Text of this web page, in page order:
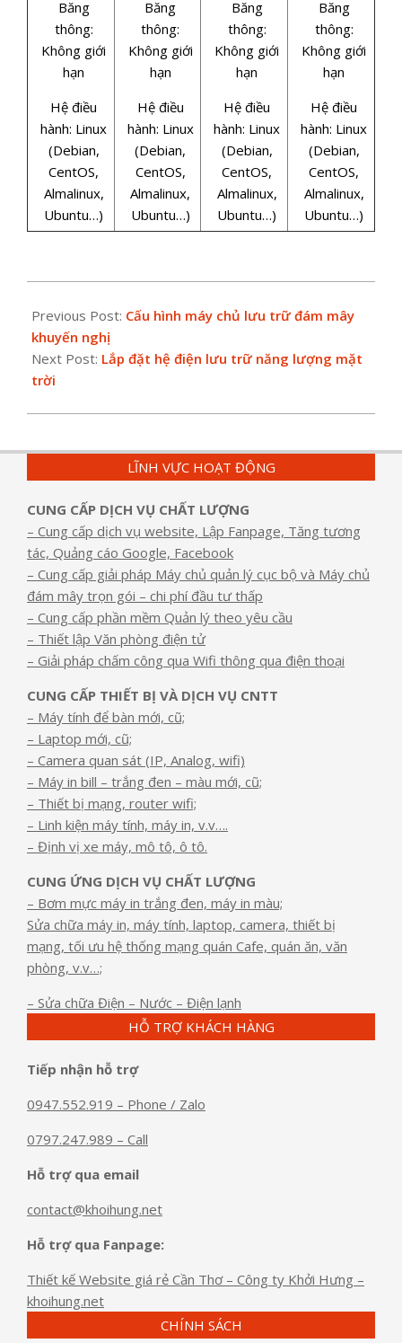
Băng
thông:
Không giới
hạn
Hệ điều
hành: Linux
(Debian,
CentOS,
Almalinux,
Ubuntu…)
Băng
thông:
Không giới
hạn
Hệ điều
hành: Linux
(Debian,
CentOS,
Almalinux,
Ubuntu…)
Băng
thông:
Không giới
hạn
Hệ điều
hành: Linux
(Debian,
CentOS,
Almalinux,
Ubuntu…)
Băng
thông:
Không giới
hạn
Hệ điều
hành: Linux
(Debian,
CentOS,
Almalinux,
Ubuntu…)
11-
26
Previous Post: Cấu hình máy chủ lưu trữ đám mây
khuyến nghị
Next Post: Lắp đặt hệ điện lưu trữ năng lượng mặt
trời
LĨNH VỰC HOẠT ĐỘNG
CUNG CẤP DỊCH VỤ CHẤT LƯỢNG
– Cung cấp dịch vụ website, Lập Fanpage, Tăng tương
tác, Quảng cáo Google, Facebook
– Cung cấp giải pháp Máy chủ quản lý cục bộ và Máy chủ
đám mây trọn gói – chi phí đầu tư thấp
– Cung cấp phần mềm Quản lý theo yêu cầu
– Thiết lập Văn phòng điện tử
– Giải pháp chấm công qua Wifi thông qua điện thoại
CUNG CẤP THIẾT BỊ VÀ DỊCH VỤ CNTT
– Máy tính để bàn mới, cũ;
– Laptop mới, cũ;
– Camera quan sát (IP, Analog, wifi)
– Máy in bill – trắng đen – màu mới, cũ;
– Thiết bị mạng, router wifi;
– Linh kiện máy tính, máy in, v.v….
– Định vị xe máy, mô tô, ô tô.
CUNG ỨNG DỊCH VỤ CHẤT LƯỢNG
– Bơm mực máy in trắng đen, máy in màu;
Sửa chữa máy in, máy tính, laptop, camera, thiết bị
mạng, tối ưu hệ thống mạng quán Cafe, quán ăn, văn
phòng, v.v…;
– Sửa chữa Điện – Nước – Điện lạnh
HỖ TRỢ KHÁCH HÀNG
Tiếp nhận hỗ trợ
0947.552.919 – Phone / Zalo
0797.247.989 – Call
Hỗ trợ qua email
contact@khoihung.net
Hỗ trợ qua Fanpage:
Thiết kế Website giá rẻ Cần Thơ – Công ty Khởi Hưng –
khoihung.net
CHÍNH SÁCH